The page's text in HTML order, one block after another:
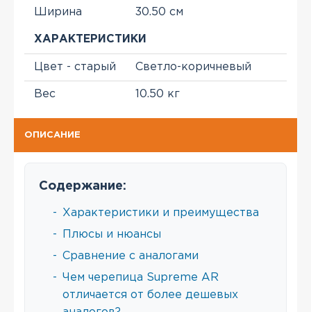
Ширина 30.50 см
ХАРАКТЕРИСТИКИ
Цвет - старый Светло-коричневый
Вес 10.50 кг
ОПИСАНИЕ
Содержание:
- Характеристики и преимущества
- Плюсы и нюансы
- Сравнение с аналогами
- Чем черепица Supreme AR
отличается от более дешевых